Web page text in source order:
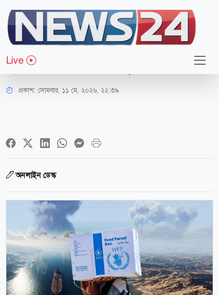
Live
আন্তর্জাতিক
হরমুজ সংকটে বন্ধ সার পরিবহন ক্ষুধার
ঝুঁকিতে কোটি কোটি মানুষ: জাতিসংঘ
প্রকাশ: সোমবার, ১১ মে, ২০২৬, ২২:৩৯
অনলাইন ডেস্ক